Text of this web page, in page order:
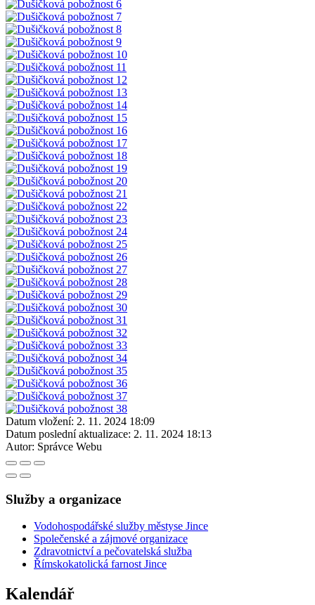
Datum vložení: 2. 11. 2024 18:09
Datum poslední aktualizace: 2. 11. 2024 18:13
Autor: Správce Webu
Služby a organizace
Vodohospodářské služby městyse Jince
Společenské a zájmové organizace
Zdravotnictví a pečovatelská služba
Římskokatolická farnost Jince
Kalendář